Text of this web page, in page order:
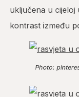
uključena u cijeloj
kontrast između
Photo: